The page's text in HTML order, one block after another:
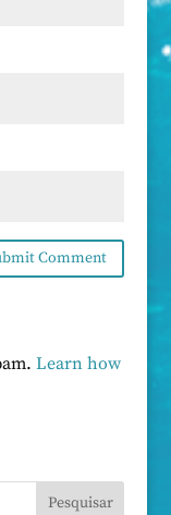
Learn how